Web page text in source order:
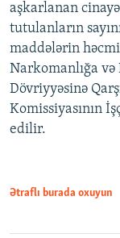
aşkarlanan
tutulanların
maddələrin
Narkomanlığa
Dövriyyəsinə
Komissiyasının
edilir.
Ətraflı burada oxuyun